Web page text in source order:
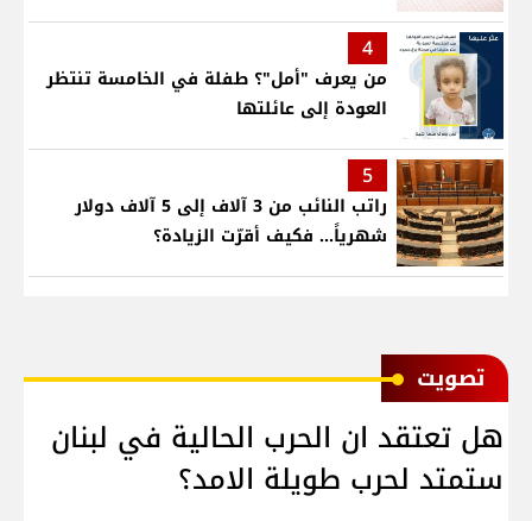
4
من يعرف "أمل"؟ طفلة في الخامسة تنتظر
العودة إلى عائلتها
5
راتب النائب من 3 آلاف إلى 5 آلاف دولار
شهرياً... فكيف أقرّت الزيادة؟
ﺗﺼﻮﻳﺖ
هل تعتقد ان الحرب الحالية في لبنان
ستمتد لحرب طويلة الامد؟